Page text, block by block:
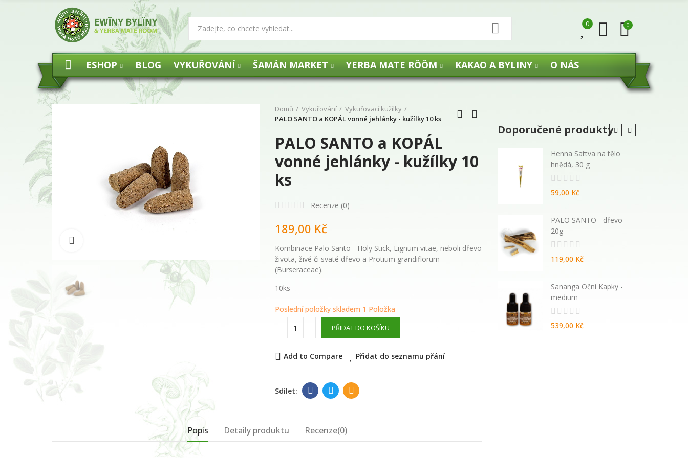
0 0
ESHOP BLOG VYKUŘOVÁNÍ ŠAMÁN MARKET YERBA MATE RÖÖM KAKAO A BYLINY O NÁS
Domů Vykuřování
Vykuřovací kužílky
PALO SANTO a KOPÁL vonné jehlánky - kužílky 10 ks
PALO SANTO a KOPÁL
vonné jehlánky - kužílky 10
ks
Recenze (0)
189,00 Kč
Kombinace Palo Santo - Holy Stick, Lignum vitae, neboli dřevo
života, živé či svaté dřevo a Protium grandiflorum
(Burseraceae).
10ks
Poslední položky skladem 1 Položka
PŘIDAT DO KOŠÍKU
Add to Compare Přidat do seznamu přání
Popis Detaily produktu Recenze(0)
Doporučené produkty
UHLÍKY FLOGA - malé
289,00 Kč
Henna Sattva na tělo
hnědá, 30 g
59,00 Kč
PALO SANTO - dřevo
20g
119,00 Kč
Sananga Oční Kapky -
medium
539,00 Kč